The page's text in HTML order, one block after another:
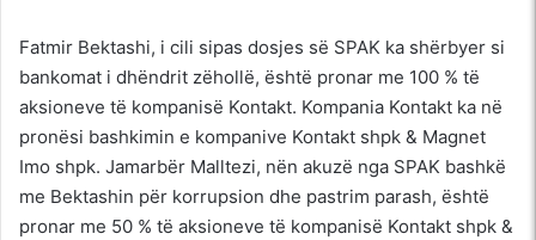
Fatmir Bektashi, i cili sipas dosjes së SPAK ka shërbyer si
bankomat i dhëndrit zëhollë, është pronar me 100 % të
aksioneve të kompanisë Kontakt. Kompania Kontakt ka në
pronësi bashkimin e kompanive Kontakt shpk & Magnet
Imo shpk. Jamarbër Malltezi, nën akuzë nga SPAK bashkë
me Bektashin për korrupsion dhe pastrim parash, është
pronar me 50 % të aksioneve të kompanisë Kontakt shpk &